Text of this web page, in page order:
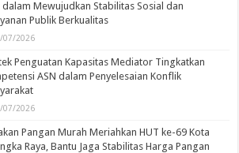
dalam Mewujudkan Stabilitas Sosial dan
Publik Berkualitas
07/2026
Penguatan Kapasitas Mediator Tingkatkan
ASN dalam Penyelesaian Konflik
07/2026
Pangan Murah Meriahkan HUT ke-69 Kota
Raya, Bantu Jaga Stabilitas Harga Pangan